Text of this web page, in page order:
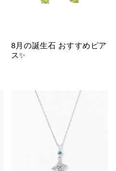
8月の誕生石 おすすめピア
ス✨